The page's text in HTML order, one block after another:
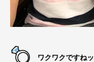
ワクワクですねッ